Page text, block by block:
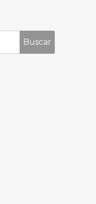
Buscar